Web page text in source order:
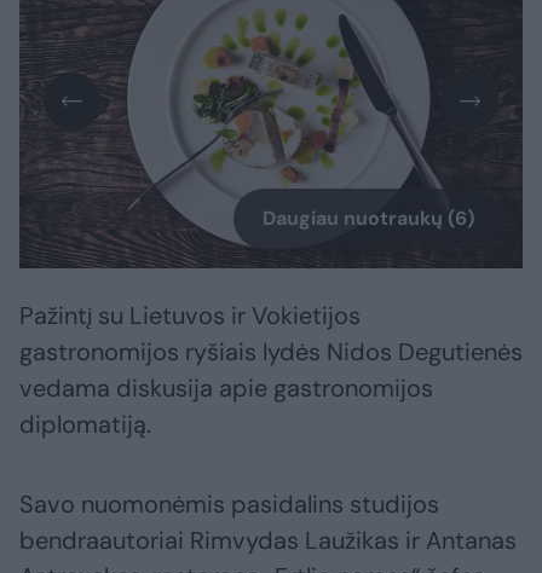
Daugiau nuotraukų (6)
Pažintį su Lietuvos ir Vokietijos
gastronomijos ryšiais lydės Nidos Degutienės
vedama diskusija apie gastronomijos
diplomatiją.
Savo nuomonėmis pasidalins studijos
bendraautoriai Rimvydas Laužikas ir Antanas